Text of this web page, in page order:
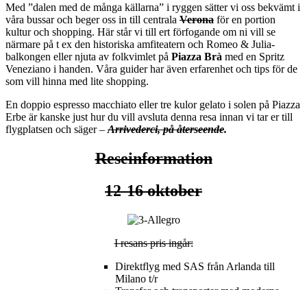
Med ”dalen med de många källarna” i ryggen sätter vi oss bekvämt i
våra bussar och beger oss in till centrala Verona för en portion
kultur och shopping. Här står vi till ert förfogande om ni vill se
närmare på t ex den historiska amfiteatern och Romeo & Julia-
balkongen eller njuta av folkvimlet på Piazza Brà med en Spritz
Veneziano i handen. Våra guider har även erfarenhet och tips för de
som vill hinna med lite shopping.
En doppio espresso macchiato eller tre kulor gelato i solen på Piazza
Erbe är kanske just hur du vill avsluta denna resa innan vi tar er till
flygplatsen och säger – Arrivederci, på återseende.
Reseinformation
12-16 oktober
I resans pris ingår:
Direktflyg med SAS från Arlanda till
Milano t/r